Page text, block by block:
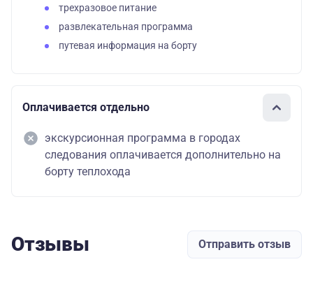
трехразовое питание
развлекательная программа
путевая информация на борту
Оплачивается отдельно
экскурсионная программа в городах
следования оплачивается дополнительно на
борту теплохода
Отзывы Отправить отзыв